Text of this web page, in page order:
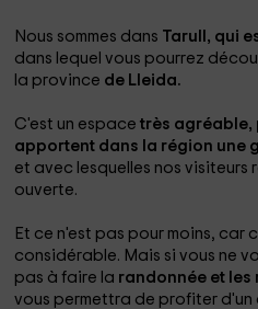
Nous sommes dans Tarull, qui
dans lequel vous pourrez
la province de Lleida.
C'est un espacetrès agréable,
apportent dans la région une
et avec lesquelles nos visiteurs
ouverte.
Et ce n'est pas pour moins, car
considérable. Mais si vous ne
pas à faire la randonnée et les
vous permettra de profiter